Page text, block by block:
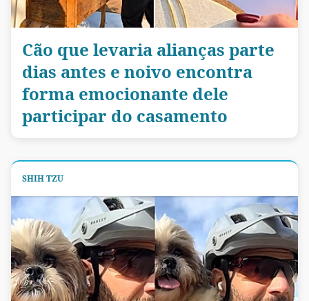
Cão que levaria alianças parte
dias antes e noivo encontra
forma emocionante dele
participar do casamento
SHIH TZU